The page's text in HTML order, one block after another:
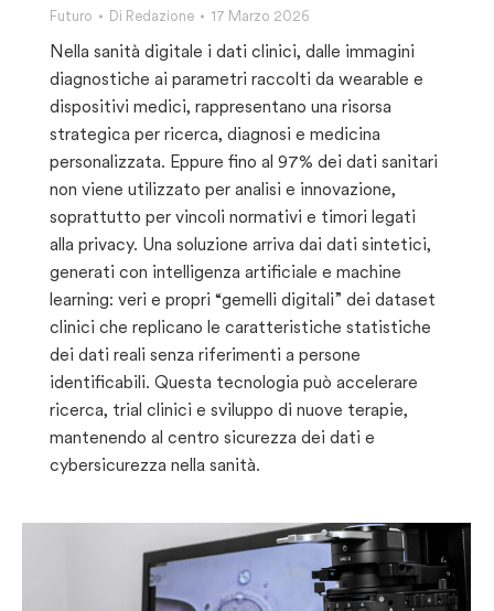
Futuro Di Redazione 17 Marzo 2026
Nella sanità digitale i dati clinici, dalle immagini
diagnostiche ai parametri raccolti da wearable e
dispositivi medici, rappresentano una risorsa
strategica per ricerca, diagnosi e medicina
personalizzata. Eppure fino al 97% dei dati sanitari
non viene utilizzato per analisi e innovazione,
soprattutto per vincoli normativi e timori legati
alla privacy. Una soluzione arriva dai dati sintetici,
generati con intelligenza artificiale e machine
learning: veri e propri “gemelli digitali” dei dataset
clinici che replicano le caratteristiche statistiche
dei dati reali senza riferimenti a persone
identificabili. Questa tecnologia può accelerare
ricerca, trial clinici e sviluppo di nuove terapie,
mantenendo al centro sicurezza dei dati e
cybersicurezza nella sanità.